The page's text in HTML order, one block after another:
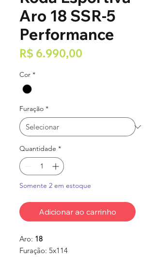
Aro 18 SSR-5
Performance
R$ 6.990,00
Cor *
Furação *
Quantidade *
Somente 2 em estoque
Adicionar ao carrinho
Aro: 18
Furação: 5x114